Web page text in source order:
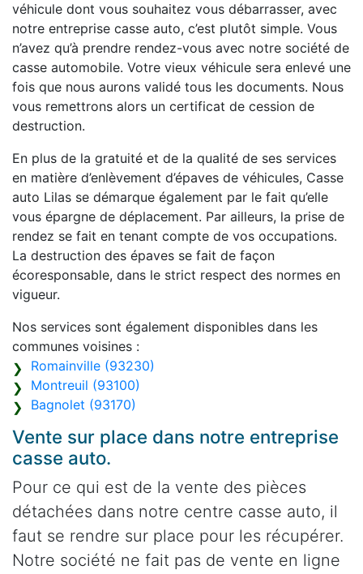
véhicule dont vous souhaitez vous débarrasser, avec
notre entreprise casse auto, c’est plutôt simple. Vous
n’avez qu’à prendre rendez-vous avec notre société de
casse automobile. Votre vieux véhicule sera enlevé une
fois que nous aurons validé tous les documents. Nous
vous remettrons alors un certificat de cession de
destruction.
En plus de la gratuité et de la qualité de ses services
en matière d’enlèvement d’épaves de véhicules, Casse
auto Lilas se démarque également par le fait qu’elle
vous épargne de déplacement. Par ailleurs, la prise de
rendez se fait en tenant compte de vos occupations.
La destruction des épaves se fait de façon
écoresponsable, dans le strict respect des normes en
vigueur.
Nos services sont également disponibles dans les
communes voisines :
Romainville (93230)
Montreuil (93100)
Bagnolet (93170)
Vente sur place dans notre entreprise
casse auto.
Pour ce qui est de la vente des pièces
détachées dans notre centre casse auto, il
faut se rendre sur place pour les récupérer.
Notre société ne fait pas de vente en ligne